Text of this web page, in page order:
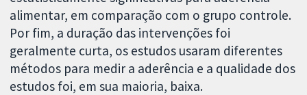
alimentar, em comparação com o grupo controle.
Por fim, a duração das intervenções foi
geralmente curta, os estudos usaram diferentes
métodos para medir a aderência e a qualidade dos
estudos foi, em sua maioria, baixa.